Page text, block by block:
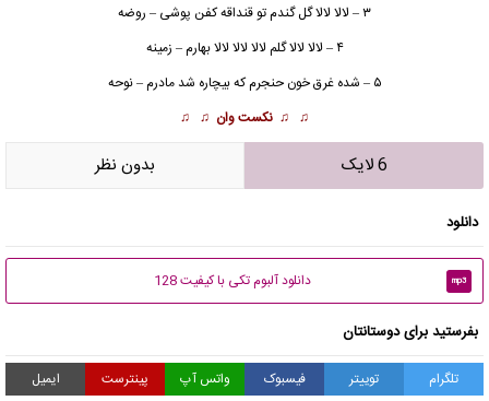
۳ – لالا لالا گل گندم تو قنداقه کفن پوشی – روضه
۴ – لالا لالا گلم لالا لالا لالا بهارم – زمینه
۵ – شده غرق خون حنجرم که بیچاره شد مادرم – نوحه
♫ ♫ نکست وان ♫ ♫
6 لایک بدون نظر
دانلود
mp3 دانلود آلبوم تکی با کیفیت 128
بفرستید برای دوستانتان
تلگرام توییتر فیسبوک واتس آپ پینترست
ایمیل